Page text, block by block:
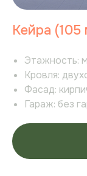
Кейра (105
Этажность:
Кровля:
Фасад:
Гараж: без